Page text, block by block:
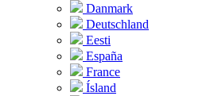
Danmark
Deutschland
Eesti
España
France
Ísland